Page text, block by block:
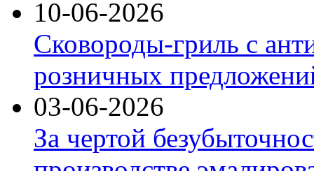
10-06-2026
Сковороды-гриль с
розничных
03-06-2026
За чертой